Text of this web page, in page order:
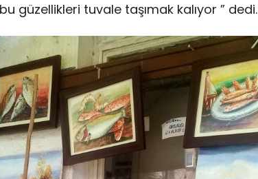
güzellikleri tuvale taşımak kalıyor ” dedi.